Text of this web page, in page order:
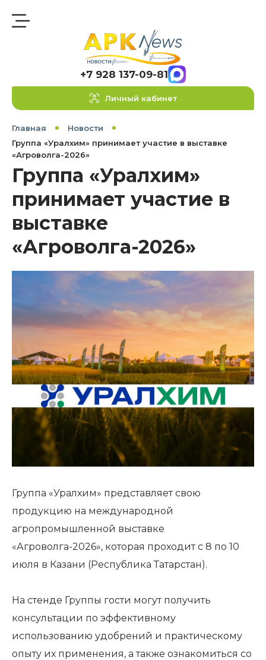
+7 928 137-09-81
Личный кабинет
Главная
Новости
Группа «Уралхим» принимает участие в выставке
«Агроволга-2026»
Группа «Уралхим»
принимает участие в
выставке
«Агроволга-2026»
Группа «Уралхим» представляет свою
продукцию на международной
агропромышленной выставке
«Агроволга-2026», которая проходит с 8 по 10
июля в Казани (Республика Татарстан).
На стенде Группы гости могут получить
консультации по эффективному
использованию удобрений и практическому
опыту их применения, а также ознакомиться со